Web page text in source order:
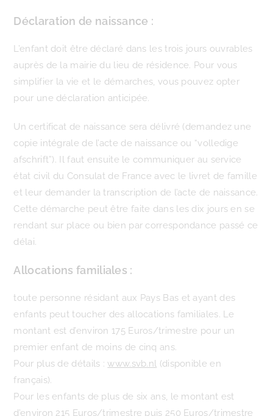
Déclaration de naissance :
L’enfant doit être déclaré dans les trois jours ouvrables
auprès de la mairie du lieu de résidence. Pour vous
simplifier la vie et le démarches, vous pouvez opter
pour une déclaration anticipée.
Un certificat de naissance sera délivré (demandez une
copie intégrale de l’acte de naissance ou “volledige
afschrift”). Il faut ensuite le communiquer au service
état civil du Consulat de France avec le livret de famille
et leur demander la transcription de l’acte de naissance.
Cette démarche peut être faite dans les dix jours en se
rendant sur place ou bien par correspondance passé ce
délai.
Allocations familiales :
toute personne résidant aux Pays Bas et ayant des
enfants peut toucher des allocations familiales. Le
montant est d’environ 175 Euros/trimestre pour un
premier enfant de moins de cinq ans.
Pour plus de détails :www.svb.nl (disponible en
français).
Pour les enfants de plus de six ans, le montant est
d’environ 215 Euros/trimestre puis 250 Euros/trimestre